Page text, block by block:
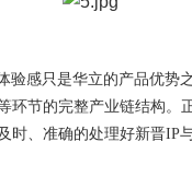
验感只是华立的产品优势
环节的完整产业链结构。
时、准确的处理好新晋IP